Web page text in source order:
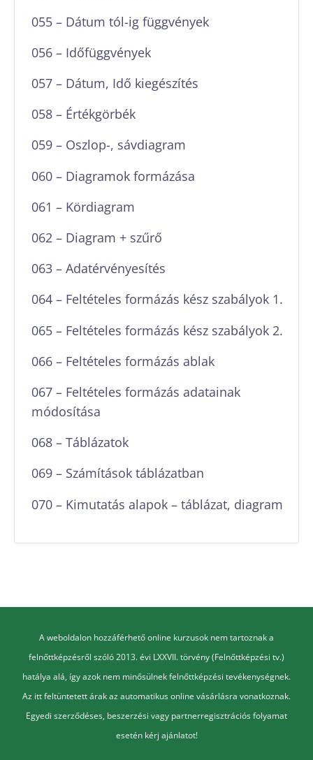
055 – Dátum tól-ig függvények
056 – Időfüggvények
057 – Dátum, Idő kiegészítés
058 – Értékgörbék
059 – Oszlop-, sávdiagram
060 – Diagramok formázása
061 – Kördiagram
062 – Diagram + szűrő
063 – Adatérvényesítés
064 – Feltételes formázás kész szabályok 1.
065 – Feltételes formázás kész szabályok 2.
066 – Feltételes formázás ablak
067 – Feltételes formázás adatainak
módosítása
068 – Táblázatok
069 – Számítások táblázatban
070 – Kimutatás alapok – táblázat, diagram
A weboldalon hozzáférhető online kurzusok nem tartoznak a
felnőttképzésről szóló 2013. évi LXXVII. törvény (Felnőttképzési tv.)
hatálya alá, így azok nem minősülnek felnőttképzési tevékenységnek.
Az itt feltüntetett árak az automatikus online vásárlásra vonatkoznak.
Egyedi szerződéses, beszerzési vagy partnerregisztrációs folyamat
esetén kérj ajánlatot!